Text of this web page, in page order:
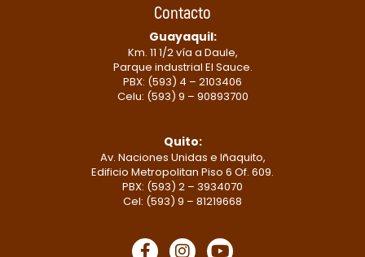
Contacto
Guayaquil:
Km. 11 1/2 vía a Daule,
Parque industrial El Sauce.
PBX: (593) 4 – 2103406
Celu: (593) 9 – 90893700
Quito:
Av. Naciones Unidas e Iñaquito,
Edificio Metropolitan Piso 6 Of. 609.
PBX: (593) 2 – 3934070
Cel: (593) 9 – 81219668